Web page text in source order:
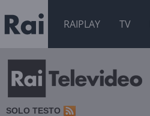
RAIPLAY TV
SOLO TESTO